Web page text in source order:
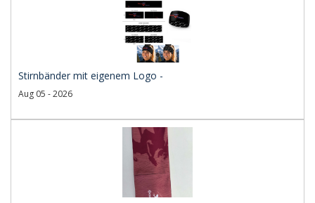
Stirnbänder mit eigenem Logo -
Aug 05 - 2026